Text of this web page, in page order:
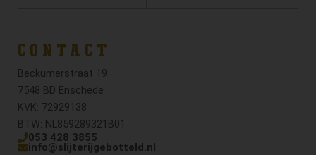
CONTACT
Beckumerstraat 19
7548 BD Enschede
KVK: 72929138
BTW: NL859289321B01
053 428 3855
info@slijterijgebotteld.nl